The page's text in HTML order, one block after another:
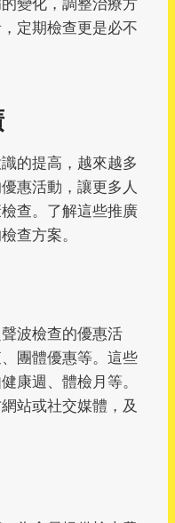
定期檢查更是必不
的提高，越來越多
惠活動，讓更多人
查。了解這些推廣
查方案。
波檢查的優惠活
團體優惠等。這些
康週、體檢月等。
站或社交媒體，及